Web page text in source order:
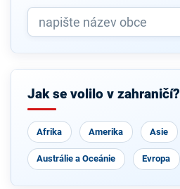
Jak se volilo v zahraničí?
Afrika Amerika Asie
Austrálie a Oceánie Evropa